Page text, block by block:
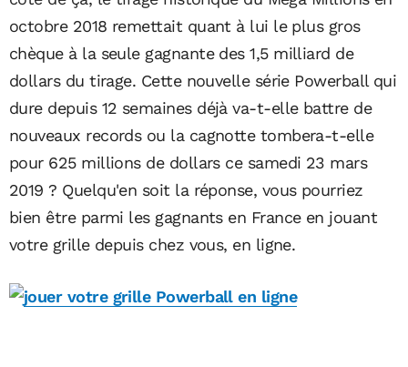
octobre 2018 remettait quant à lui le plus gros
chèque à la seule gagnante des 1,5 milliard de
dollars du tirage. Cette nouvelle série Powerball qui
dure depuis 12 semaines déjà va-t-elle battre de
nouveaux records ou la cagnotte tombera-t-elle
pour 625 millions de dollars ce samedi 23 mars
2019 ? Quelqu'en soit la réponse, vous pourriez
bien être parmi les gagnants en France en jouant
votre grille depuis chez vous, en ligne.